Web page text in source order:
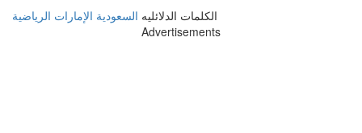
الكلمات الدلائليه السعودية الإمارات الرياضية
Advertisements